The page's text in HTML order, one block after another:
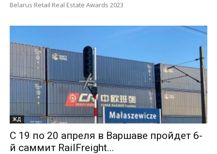
Belarus Retail Real Estate Awards 2023
ЖД
С 19 по 20 апреля в Варшаве пройдет 6-
й саммит RailFreight...